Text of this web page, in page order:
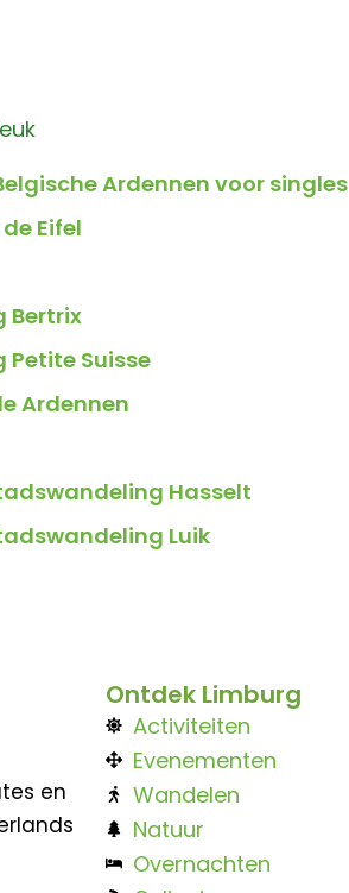
Ardennen voor singles
Eifel
Bertrix
Suisse
Ardennen
Hasselt
Luik
en
Ontdek Limburg
Activiteiten
Evenementen
Wandelen
Natuur
Overnachten